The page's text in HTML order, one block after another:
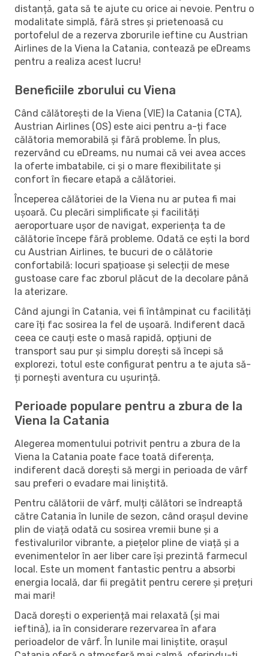
distanță, gata să te ajute cu orice ai nevoie. Pentru o
modalitate simplă, fără stres și prietenoasă cu
portofelul de a rezerva zborurile ieftine cu Austrian
Airlines de la Viena la Catania, contează pe eDreams
pentru a realiza acest lucru!
Beneficiile zborului cu Viena
Când călătorești de la Viena (VIE) la Catania (CTA),
Austrian Airlines (OS) este aici pentru a-ți face
călătoria memorabilă și fără probleme. În plus,
rezervând cu eDreams, nu numai că vei avea acces
la oferte imbatabile, ci și o mare flexibilitate și
confort în fiecare etapă a călătoriei.
Începerea călătoriei de la Viena nu ar putea fi mai
ușoară. Cu plecări simplificate și facilități
aeroportuare ușor de navigat, experiența ta de
călătorie începe fără probleme. Odată ce ești la bord
cu Austrian Airlines, te bucuri de o călătorie
confortabilă: locuri spațioase și selecții de mese
gustoase care fac zborul plăcut de la decolare până
la aterizare.
Când ajungi în Catania, vei fi întâmpinat cu facilități
care îți fac sosirea la fel de ușoară. Indiferent dacă
ceea ce cauți este o masă rapidă, opțiuni de
transport sau pur și simplu dorești să începi să
explorezi, totul este configurat pentru a te ajuta să-
ți pornești aventura cu ușurință.
Perioade populare pentru a zbura de la
Viena la Catania
Alegerea momentului potrivit pentru a zbura de la
Viena la Catania poate face toată diferența,
indiferent dacă dorești să mergi in perioada de vârf
sau preferi o evadare mai liniștită.
Pentru călătorii de vârf, mulți călători se îndreaptă
către Catania în lunile de sezon, când orașul devine
plin de viață odată cu sosirea vremii bune și a
festivalurilor vibrante, a piețelor pline de viață și a
evenimentelor în aer liber care își prezintă farmecul
local. Este un moment fantastic pentru a absorbi
energia locală, dar fii pregătit pentru cerere și prețuri
mai mari!
Dacă dorești o experiență mai relaxată (și mai
ieftină), ia în considerare rezervarea în afara
perioadelor de vârf. În lunile mai liniștite, orașul